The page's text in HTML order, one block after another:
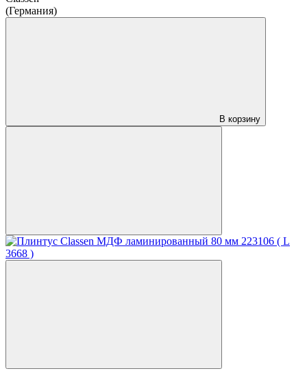
(Германия)
В корзину